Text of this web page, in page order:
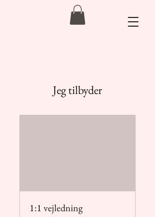
Jeg tilbyder
1:1 vejledning